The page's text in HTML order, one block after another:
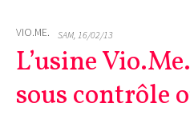
VIO.ME. SAM, 16/02/13
L’usine
sous contrôle